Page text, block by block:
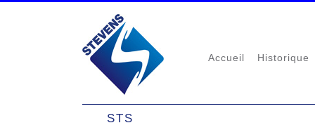
Accueil Historique
STS